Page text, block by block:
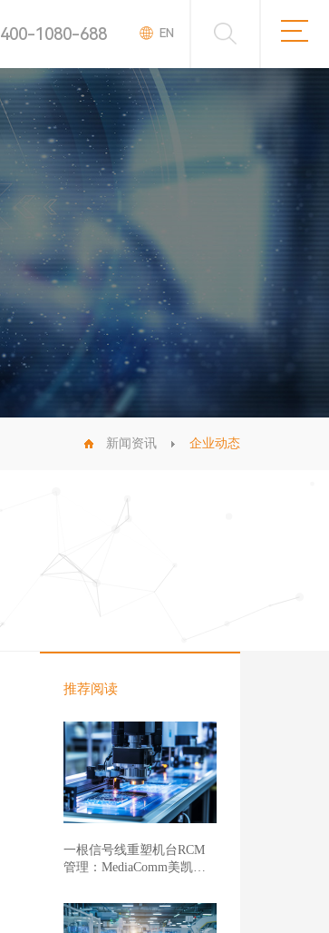
400-1080-688 EN
新闻资讯 企业动态
推荐阅读
一根信号线重塑机台RCM
管理：MediaComm美凯开
式